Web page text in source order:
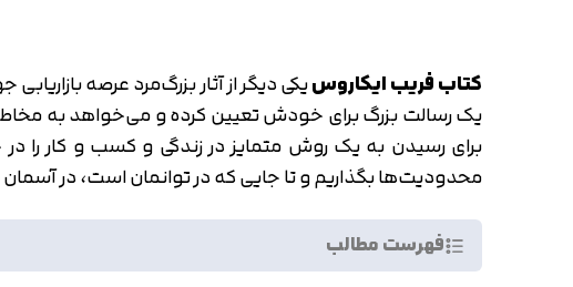
کتاب فریب ایکاروسیکی دیگر از آثار بزرگ‌مرد عرصه
یک رسالت بزرگ برای خودش تعیین کرده و می‌خواهد به
محدودیت‌ها بگذاریم و تا جایی که در توانمان است، در
فهرست مطالب